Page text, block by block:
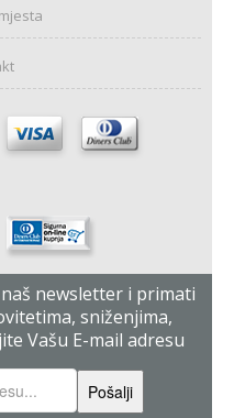
newsletter i primati
sniženjima,
Vašu E-mail adresu